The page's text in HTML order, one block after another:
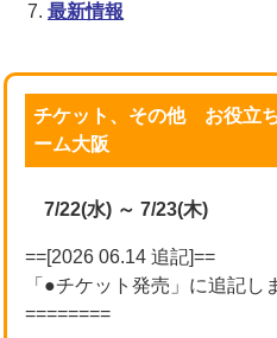
最新情報
チケット、その他 お役立
ーム大阪
7/22(水) ～ 7/23(木)
==[2026 06.14 追記]==
「●チケット発売」に追記し
========